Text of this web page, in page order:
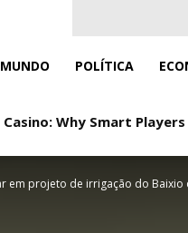
MUNDO POLÍTICA
Casino: Why Smart
em projeto de irrigação do Baixio